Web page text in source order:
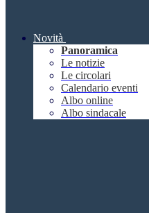
Novità
Panoramica
Le notizie
Le circolari
Calendario eventi
Albo online
Albo sindacale